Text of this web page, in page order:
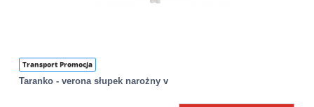
Transport Promocja
Taranko - verona słupek narożny v